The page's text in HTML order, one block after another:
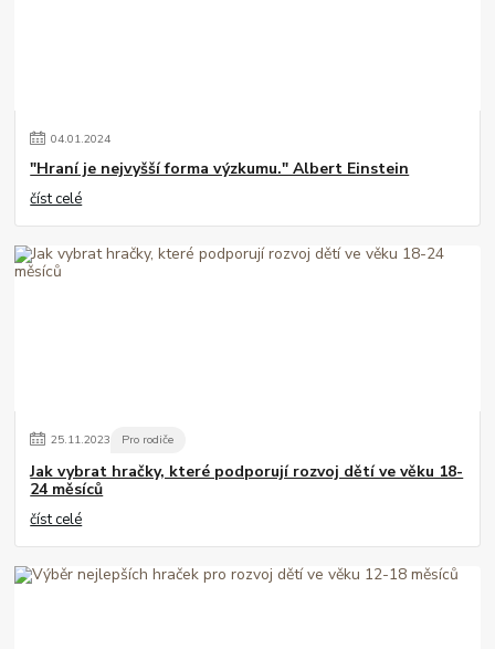
04.01.2024
"Hraní je nejvyšší forma výzkumu." Albert Einstein
číst celé
25.11.2023 Pro rodiče
Jak vybrat hračky, které podporují rozvoj dětí ve věku 18-
24 měsíců
číst celé